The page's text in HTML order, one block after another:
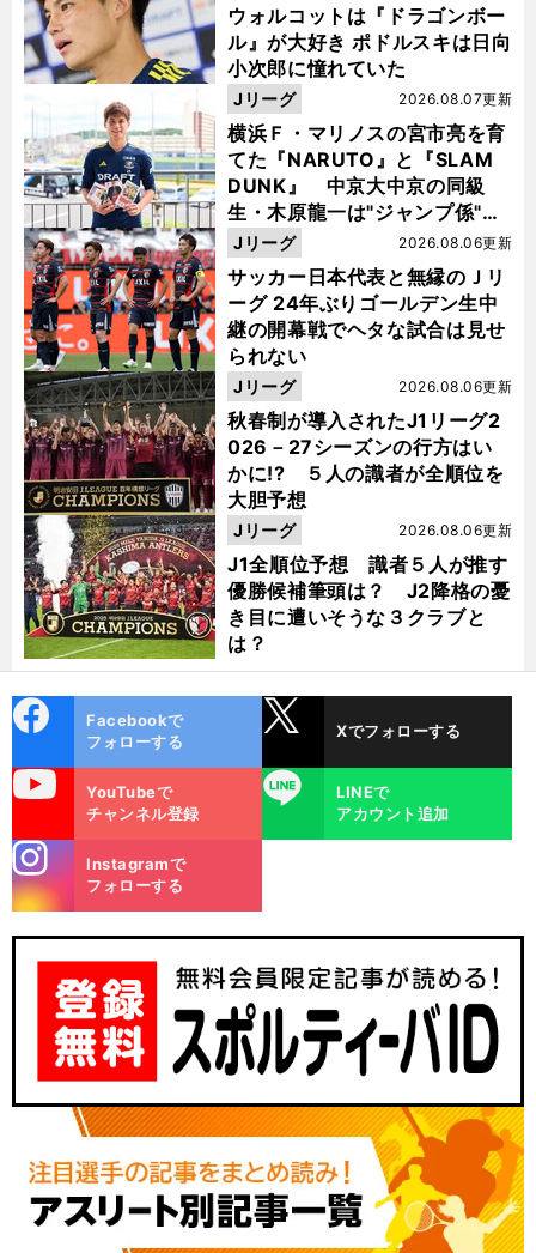
ウォルコットは『ドラゴンボー
ル』が大好き ポドルスキは日向
小次郎に憧れていた
横浜Ｆ・マリノスの宮市亮を育
てた『NARUTO』と『SLAM
DUNK』 中京大中京の同級
生・木原龍一は"ジャンプ係"だ
った
2026.08.07更新
Jリーグ
サッカー日本代表と無縁のＪリ
ーグ 24年ぶりゴールデン生中
継の開幕戦でヘタな試合は見せ
られない
2026.08.06更新
Jリーグ
秋春制が導入されたJ1リーグ2
026－27シーズンの行方はい
かに!? ５人の識者が全順位を
大胆予想
2026.08.06更新
Jリーグ
J1全順位予想 識者５人が推す
優勝候補筆頭は？ J2降格の憂
き目に遭いそうな３クラブと
は？
2026.08.06更新
Jリーグ
ok
Facebookで
フォローする
Xでフォローする
YouTubeで
チャンネル登録
LINE
LINEで
アカウント追加
m
Instagramで
フォローする